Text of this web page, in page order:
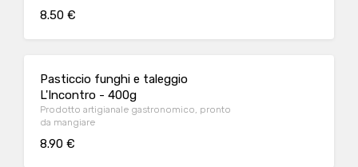
8.50 €
Pasticcio funghi e taleggio
L'Incontro - 400g
Prodotto artigianale gastronomico, pronto
da mangiare
8.90 €